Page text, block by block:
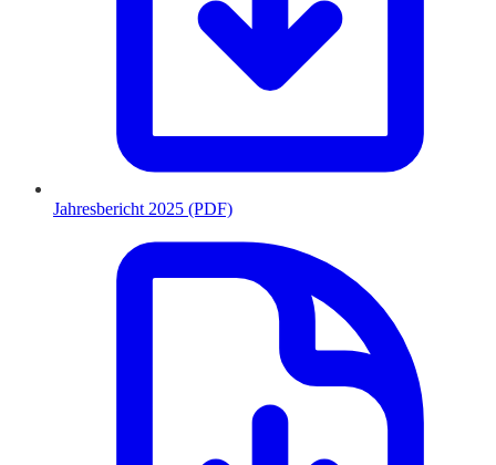
Jahresbericht 2025 (PDF)